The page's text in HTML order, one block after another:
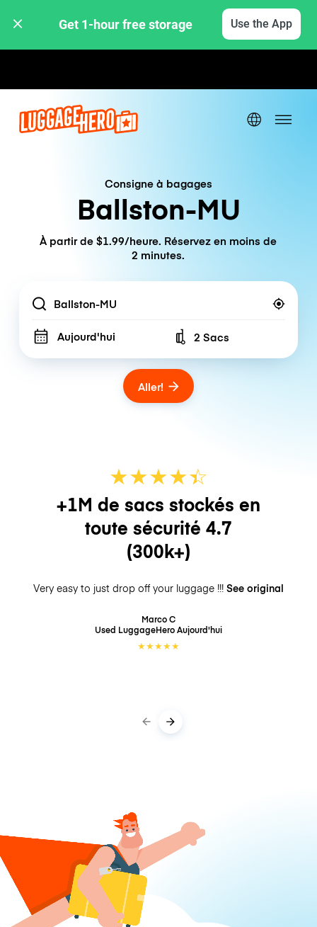
Get 1-hour free storage Use the App
Consigne à bagages
Ballston-MU
À partir de $1.99/heure. Réservez en moins de
2 minutes.
Location
Aujourd'hui Number of bags
2 Sacs
Aller!
★★★★☆
★
+1M de sacs stockés en
toute sécurité 4.7
(300k+)
Very easy to just drop off your luggage !!! See original
Marco C
Used LuggageHeroAujourd'hui
★★★★★